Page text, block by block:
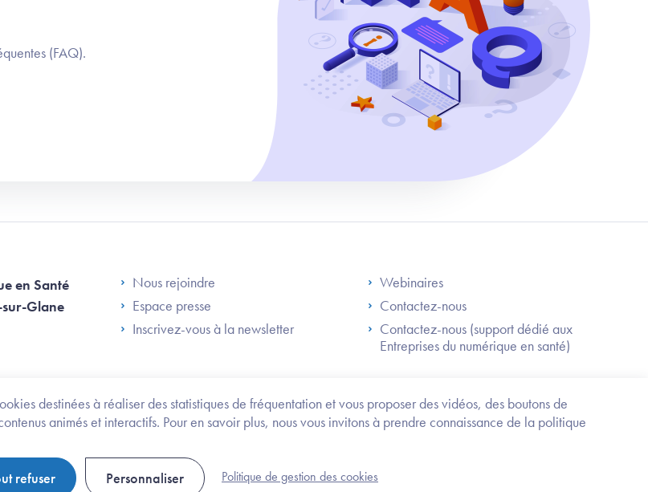
destinées à réaliser des statistiques de fréquentation et vous proposer des vidéos, des boutons de
animés et interactifs. Pour en savoir plus, nous vous invitons à prendre connaissance de la politique
refuser Personnaliser Politique de gestion des cookies
Trouvez
(FAQ).
en Santé
Glane
Footer Left ANS
Nous rejoindre
Espace presse
Inscrivez-vous à la newsletter
Footer Right ANS
Webinaires
Contactez-nous
Contactez-nous (support dédié aux
Entreprises du numérique en santé)
handicapées Legifrance.gouv.fr
gestion de cookies Gestion des cookies Plan du site Accessibilité : partiellement conforme